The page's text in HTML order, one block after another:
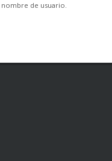
nombre de usuario.